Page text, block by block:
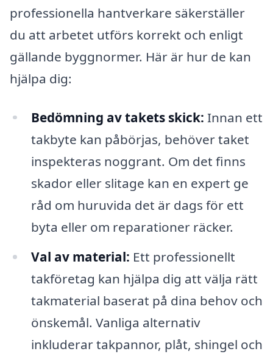
professionella hantverkare säkerställer
du att arbetet utförs korrekt och enligt
gällande byggnormer. Här är hur de kan
hjälpa dig:
Bedömning av takets skick: Innan ett
takbyte kan påbörjas, behöver taket
inspekteras noggrant. Om det finns
skador eller slitage kan en expert ge
råd om huruvida det är dags för ett
byta eller om reparationer räcker.
Val av material: Ett professionellt
takföretag kan hjälpa dig att välja rätt
takmaterial baserat på dina behov och
önskemål. Vanliga alternativ
inkluderar takpannor, plåt, shingel och